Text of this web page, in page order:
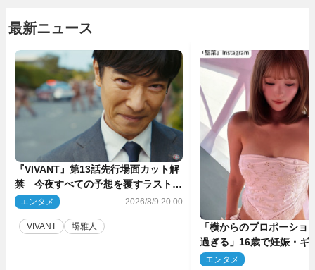
最新ニュース
『VIVANT』第13話先行場面カット解
禁 今夜すべての予想を覆すラストシ
ーンが…
エンタメ 2026/8/9 20:00
VIVANT 堺雅人
「横からのプロポーショ
過ぎる」16歳で妊娠・ギ
ル、最新投稿にネット衝
エンタメ